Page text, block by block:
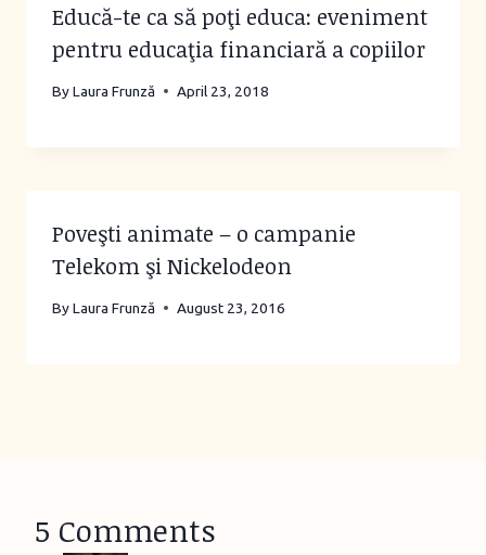
Educă-te ca să poţi educa: eveniment
pentru educaţia financiară a copiilor
ByLaura Frunză April 23, 2018
Poveşti animate – o campanie
Telekom şi Nickelodeon
ByLaura Frunză August 23, 2016
5 Comments